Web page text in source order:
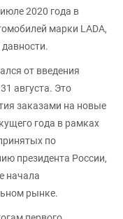
2020 года в
марки LADA,
от введения
августа. Это
заказами на новые
года в рамках
по
президента России,
начала
рынке.